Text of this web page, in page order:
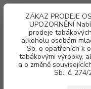
ZÁKAZ PRODEJE
UPOZORNĚNÍ
prodeje
alkoholu osobám
Sb. o opatřeních k
tabákovými výrobky,
a o změně
Sb., č.